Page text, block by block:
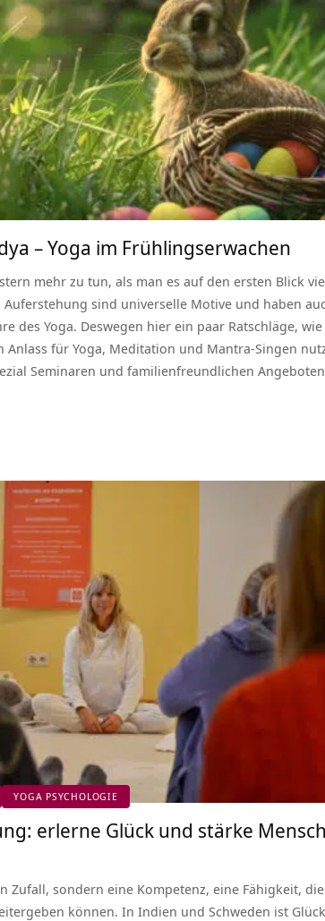
– Yoga im Frühlingserwachen
mehr zu tun, als man es auf den ersten Blick
Auferstehung sind universelle Motive und haben
des Yoga. Deswegen hier ein paar Ratschläge,
Anlass für Yoga, Meditation und Mantra-Singen
Seminaren und familienfreundlichen
YOGA PSYCHOLOGIE
erlerne Glück und stärke
Zufall, sondern eine Kompetenz, eine Fähigkeit,
können. In Indien und Schweden ist